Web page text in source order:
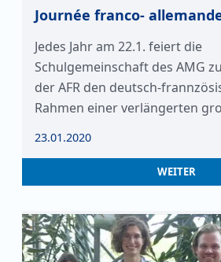
Journée franco-
Jedes Jahr am 22.1. feiert die
Schulgemeinschaft des AMG
der AFR den deutsch-
Rahmen einer verlängerten
23.01.2020
WEITER